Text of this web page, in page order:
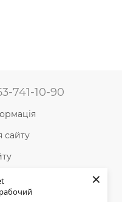
×
741-10-90
сайту
туристичного
відпочинку